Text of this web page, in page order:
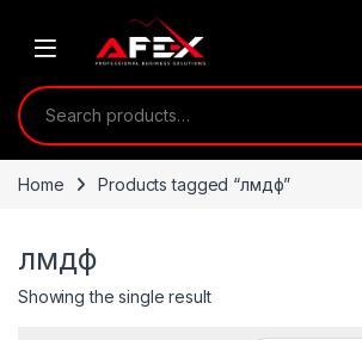
Search for:
Home Products tagged “лмдф”
лмдф
Showing the single result